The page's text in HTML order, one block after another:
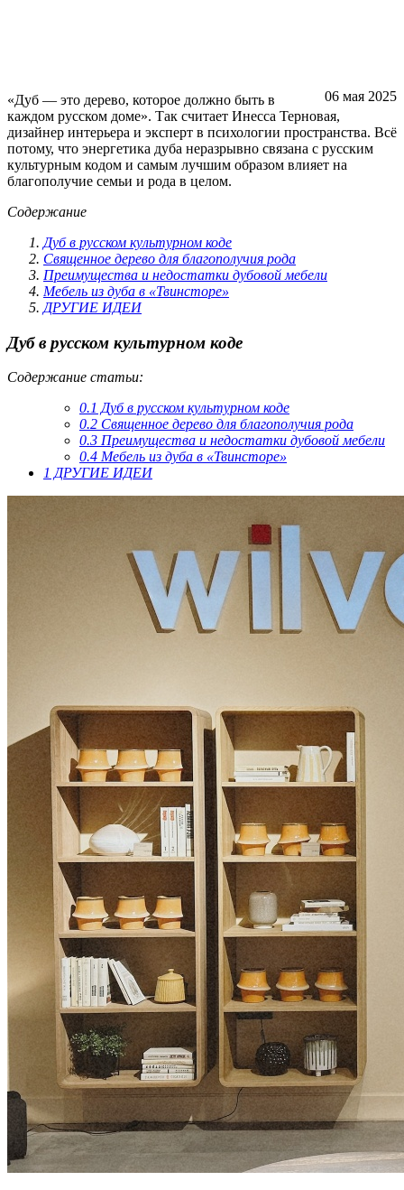
06 мая 2025
«Дуб — это дерево, которое должно быть в
каждом русском доме». Так считает Инесса Терновая,
дизайнер интерьера и эксперт в психологии пространства. Всё
потому, что энергетика дуба неразрывно связана с русским
культурным кодом и самым лучшим образом влияет на
благополучие семьи и рода в целом.
Содержание
Дуб в русском культурном коде
Священное дерево для благополучия рода
Преимущества и недостатки дубовой мебели
Мебель из дуба в «Твинсторе»
ДРУГИЕ ИДЕИ
Дуб в русском культурном коде
Содержание статьи:
0.1 Дуб в русском культурном коде
0.2 Священное дерево для благополучия рода
0.3 Преимущества и недостатки дубовой мебели
0.4 Мебель из дуба в «Твинсторе»
1 ДРУГИЕ ИДЕИ